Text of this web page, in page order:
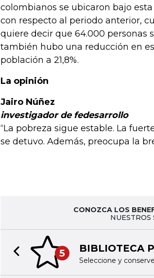
colombianos se ubicaron bajo
con respecto al periodo anterior,
quiere decir que 64.000 personas
también hubo una reducción en
población a 21,8%.
La opinión
Jairo Núñez
investigador de fedesarrollo
“La pobreza sigue estable. La
se detuvo. Además, preocupa la
CONOZCA LOS
NUESTROS
5 BIBLIOTECA
Seleccione y
Previous slide